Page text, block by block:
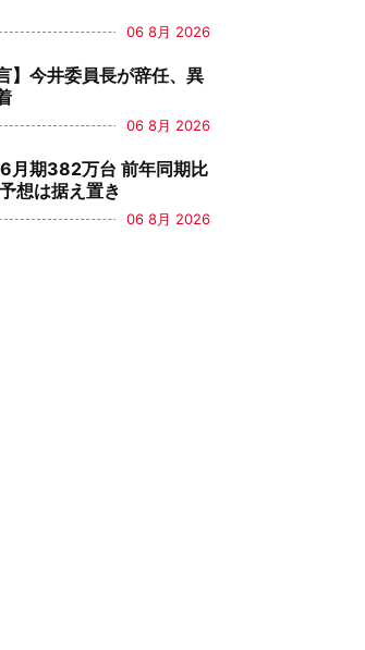
06 8月 2026
】今井委員長が辞任、異
06 8月 2026
月期382万台 前年同期比
想は据え置き
06 8月 2026